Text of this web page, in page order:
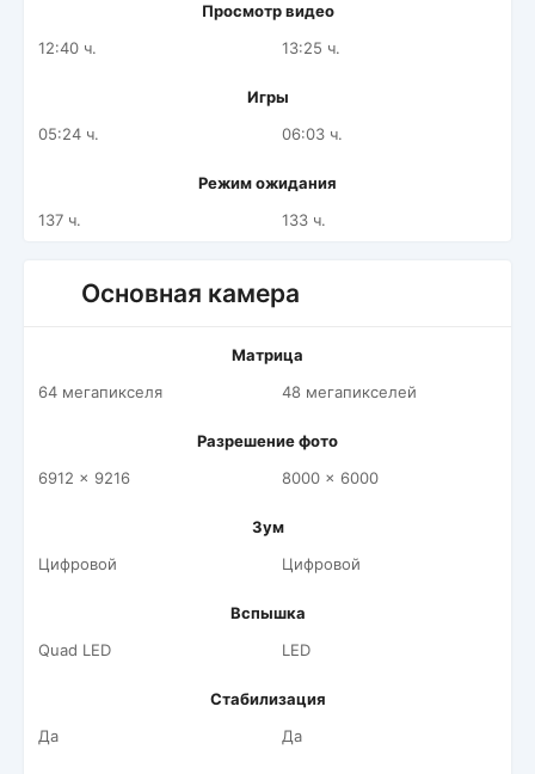
Просмотр видео
12:40 ч.
13:25 ч.
Игры
05:24 ч.
06:03 ч.
Режим ожидания
137 ч.
133 ч.
Основная камера
Матрица
64 мегапикселя
48 мегапикселей
Разрешение фото
6912 x 9216
8000 x 6000
Зум
Цифровой
Цифровой
Вспышка
Quad LED
LED
Стабилизация
Да
Да